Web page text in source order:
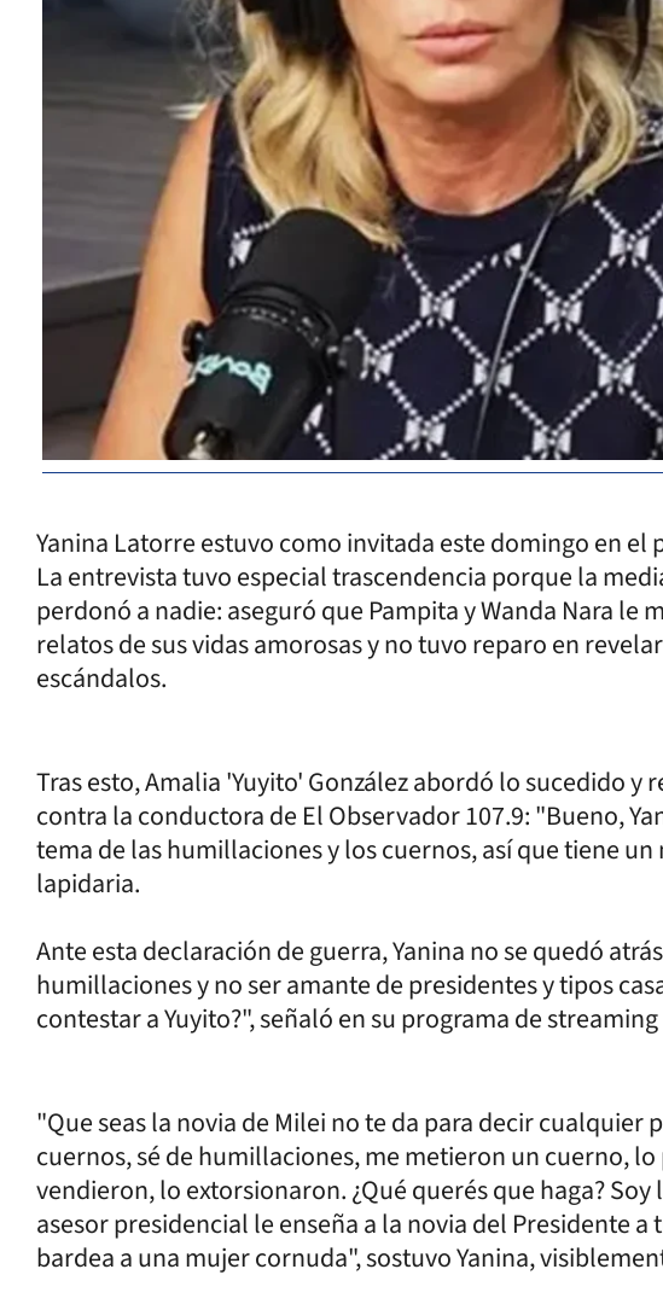
Yanina Latorre estuvo como invitada este domingo en el
La entrevista tuvo especial trascendencia porque la
perdonó a nadie: aseguró que Pampita y Wanda Nara le
relatos de sus vidas amorosas y no tuvo reparo en
escándalos.
Tras esto, Amalia 'Yuyito' González abordó lo sucedido
contra la conductora de El Observador 107.9: "Bueno,
tema de las humillaciones y los cuernos, así que tiene
lapidaria.
Ante esta declaración de guerra, Yanina no se quedó
humillaciones y no ser amante de presidentes y tipos
contestar a Yuyito?", señaló en su programa de
"Que seas la novia de Milei no te da para decir cualquier
cuernos, sé de humillaciones, me metieron un cuerno,
vendieron, lo extorsionaron. ¿Qué querés que haga? Soy
asesor presidencial le enseña a la novia del Presidente a
bardea a una mujer cornuda", sostuvo Yanina,